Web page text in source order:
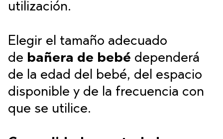
utilización.
Elegir el tamaño adecuado
de bañera de bebé dependerá
de la edad del bebé, del espacio
disponible y de la frecuencia con
que se utilice.